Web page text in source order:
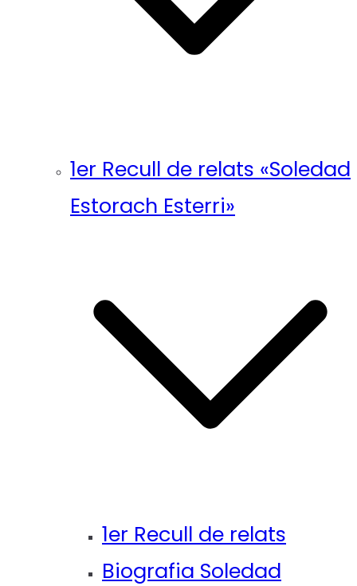
1er Recull de relats «Soledad
Estorach Esterri»
1er Recull de relats
Biografia Soledad